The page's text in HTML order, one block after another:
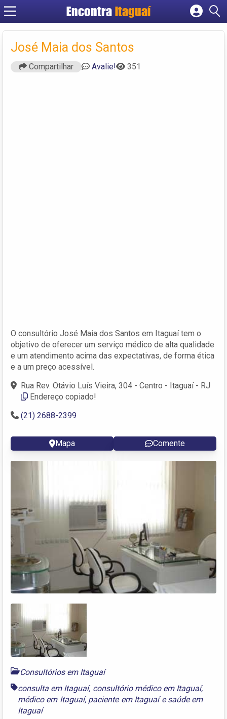
EncontraItaguaí
Cadastrar empresa
Criar conta
José Maia dos Santos
Compartilhar Avalie! 351
O consultório José Maia dos Santos em Itaguaí tem o
objetivo de oferecer um serviço médico de alta qualidade
e um atendimento acima das expectativas, de forma ética
e a um preço acessível.
Rua Rev. Otávio Luís Vieira, 304 - Centro - Itaguaí - RJ
Endereço copiado!
(21) 2688-2399
Mapa Comente
Consultórios em Itaguaí
consulta em Itaguaí, consultório médico em Itaguaí,
médico em Itaguaí, paciente em Itaguaíesaúde em
Itaguaí